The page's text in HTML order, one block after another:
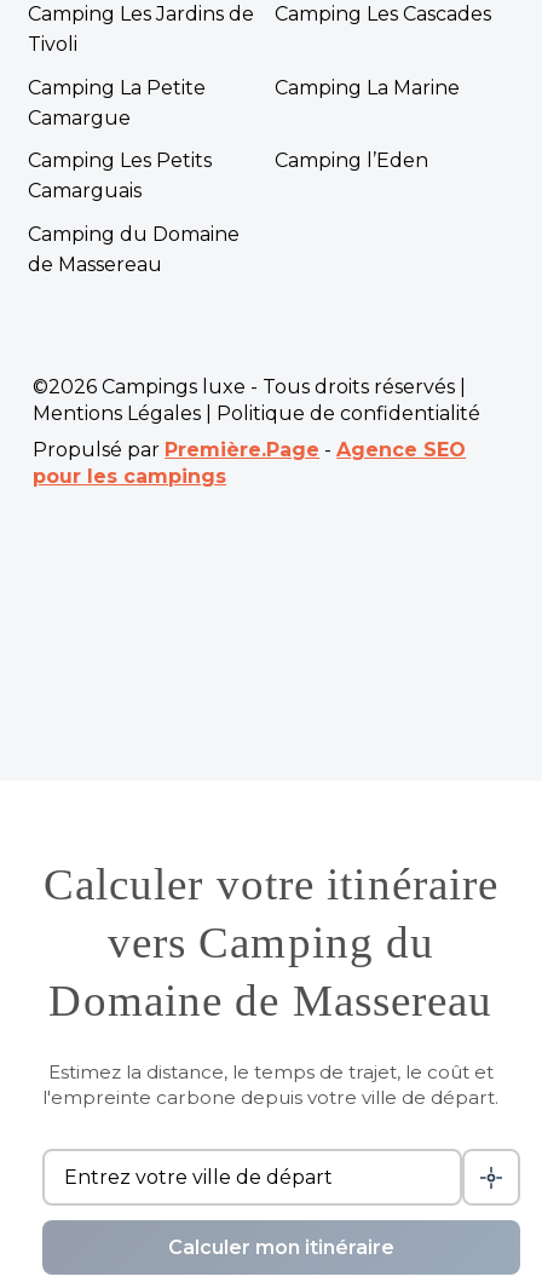
Camping Les Jardins de
Tivoli
Camping Les Cascades
Camping La Petite
Camargue
Camping La Marine
Camping Les Petits
Camarguais
Camping l’Eden
Camping du Domaine
de Massereau
©2026 Campings luxe - Tous droits réservés |
Mentions Légales
Politique de confidentialité
Propulsé par Première.Page -Agence SEO
pour les campings
Calculer votre itinéraire
vers Camping du
Domaine de Massereau
Estimez la distance, le temps de trajet, le coût et
l'empreinte carbone depuis votre ville de départ.
Calculer mon itinéraire